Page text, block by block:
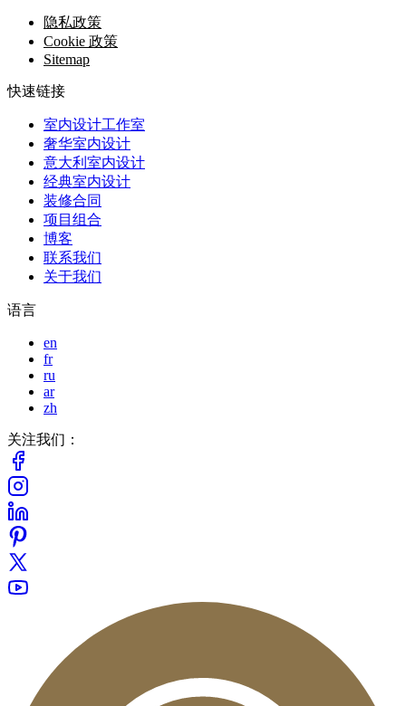
隐私政策
Cookie 政策
Sitemap
快速链接
室内设计工作室
奢华室内设计
意大利室内设计
经典室内设计
装修合同
项目组合
博客
联系我们
关于我们
语言
en
fr
ru
ar
zh
关注我们：